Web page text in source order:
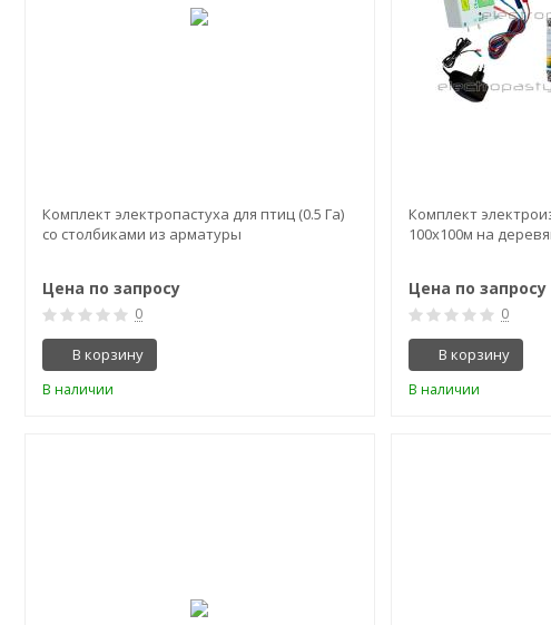
Комплект электропастуха для птиц (0.5 Га)
со столбиками из арматуры
Цена по запросу
0
В корзину
В наличии
Комплект
100х100м на
Цена по запросу
0
В корзину
В наличии